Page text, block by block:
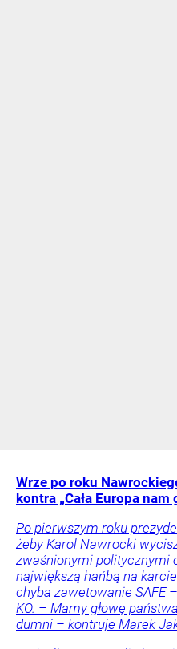
Wrze po roku
kontra „Cała Europa
Po pierwszym roku
żeby Karol Nawrocki
zwaśnionymi politycznymi
największą hańbą na
chyba zawetowanie SAFE
KO. – Mamy głowę
dumni – kontruje Marek